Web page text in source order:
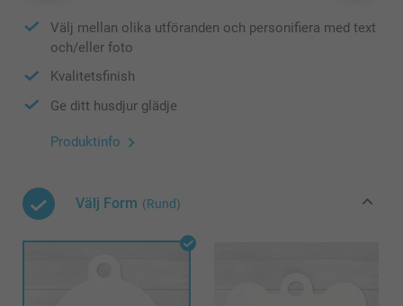
Välj mellan olika utföranden och personifiera med text
och/eller foto
Kvalitetsfinish
Ge ditt husdjur glädje
Produktinfo
Välj Form (Rund)